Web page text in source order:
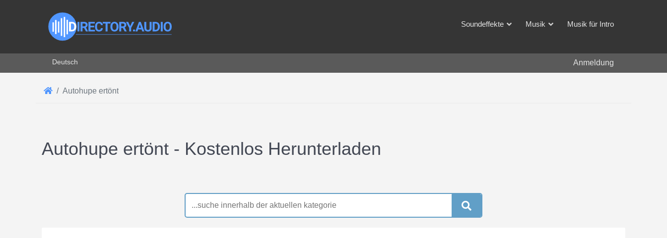
Soundeffekte Musik Musik für Intro
Sprache auswählen
Deutsch Anmeldung
Autohupe ertönt
Autohupe ertönt - Kostenlos Herunterladen